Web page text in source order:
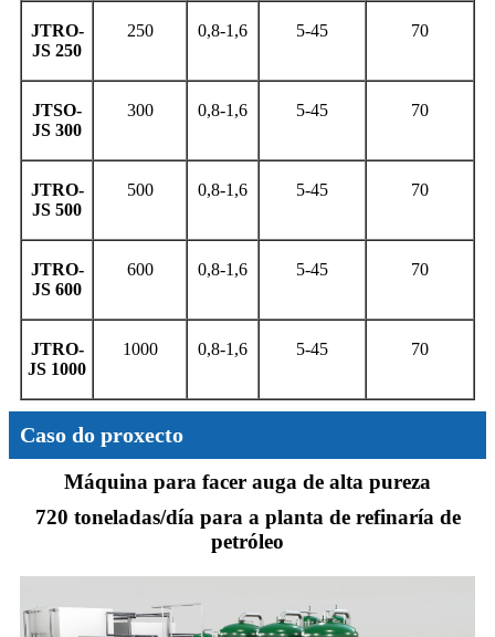
JTRO-
JS 250
250 0,8-1,6 5-45 70
JTSO-
JS 300
300 0,8-1,6 5-45 70
JTRO-
JS 500
500 0,8-1,6 5-45 70
JTRO-
JS 600
600 0,8-1,6 5-45 70
JTRO-
JS 1000
1000 0,8-1,6 5-45 70
Caso do proxecto
Máquina para facer auga de alta pureza
720 toneladas/día para a planta de refinaría de
petróleo